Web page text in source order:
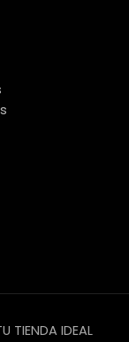
TIENDA IDEAL